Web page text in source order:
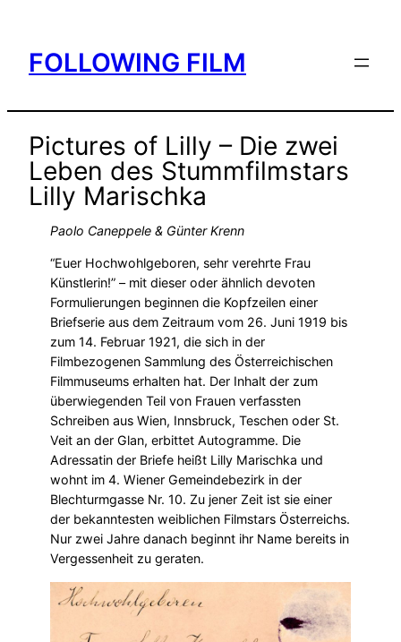
content
FOLLOWING FILM
Pictures of Lilly – Die zwei
Leben des Stummfilmstars
Lilly Marischka
Paolo Caneppele & Günter Krenn
“Euer Hochwohlgeboren, sehr verehrte Frau
Künstlerin!” – mit dieser oder ähnlich devoten
Formulierungen beginnen die Kopfzeilen einer
Briefserie aus dem Zeitraum vom 26. Juni 1919 bis
zum 14. Februar 1921, die sich in der
Filmbezogenen Sammlung des Österreichischen
Filmmuseums erhalten hat. Der Inhalt der zum
überwiegenden Teil von Frauen verfassten
Schreiben aus Wien, Innsbruck, Teschen oder St.
Veit an der Glan, erbittet Autogramme. Die
Adressatin der Briefe heißt Lilly Marischka und
wohnt im 4. Wiener Gemeindebezirk in der
Blechturmgasse Nr. 10. Zu jener Zeit ist sie einer
der bekanntesten weiblichen Filmstars Österreichs.
Nur zwei Jahre danach beginnt ihr Name bereits in
Vergessenheit zu geraten.